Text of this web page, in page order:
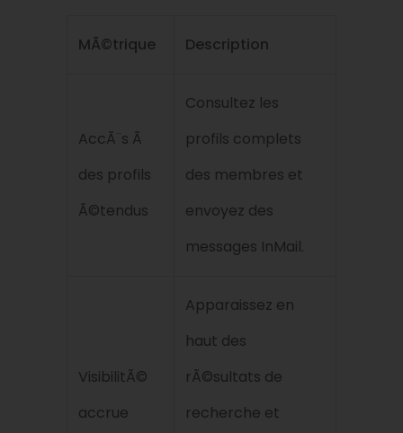
MÃ©trique Description
AccÃ¨s Ã
des profils
Ã©tendus
Consultez les
profils complets
des membres et
envoyez des
messages InMail.
VisibilitÃ©
accrue
Apparaissez en
haut des
rÃ©sultats de
recherche et